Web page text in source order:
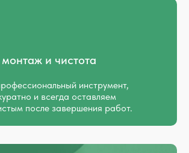
и чистота
инструмент,
и всегда оставляем
после завершения работ.